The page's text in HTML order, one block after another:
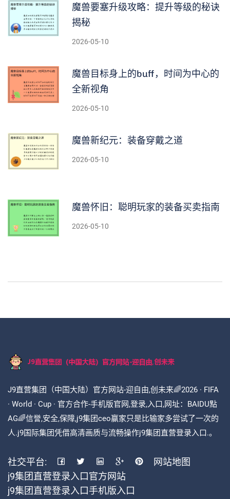
魔兽要塞升级攻略：提升等级的秘诀
揭秘
2026-05-10
魔兽目标身上的buff，时间为中心的
全新视角
2026-05-10
魔兽新纪元：装备穿戴之道
2026-05-10
魔兽怀旧：聪明玩家的装备买卖指南
2026-05-10
J9直营集团（中国大陆）官方网站-迎自由,创未来🌈2026 · FIFA
· World · Cup · 官方合作-手机版官网,登录,入口,网址：BAIDU點
AG🌈信誉,安全,保障,j9集团ceo赢家只是比输家多尝试了一次的
人.j9国际集团凭借高清画质与流畅操作j9集团直营登录入口.。
社交平台:
网站地图
j9集团直营登录入口官方网站
j9集团直营登录入口手机版入口